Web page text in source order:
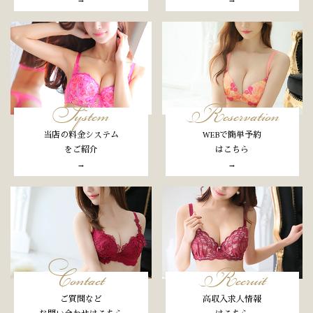
System
当店の料金システム
をご紹介
→
Reservation
WEBで簡単予約
はこちら
→
Contact
ご質問など
Recruit
高収入求人情報